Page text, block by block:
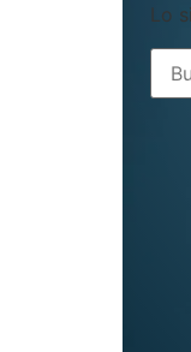
Lo